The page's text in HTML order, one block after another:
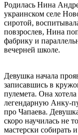
Родилась Нина
украинском селе
сиротой,
повзрослев, Нина
фабрику и
вечерней школе.
Девушка начала
записавшись в
пулемета. Она
легендарную Анку-
про Чапаева.
скоро научилась не
мастерски собирать